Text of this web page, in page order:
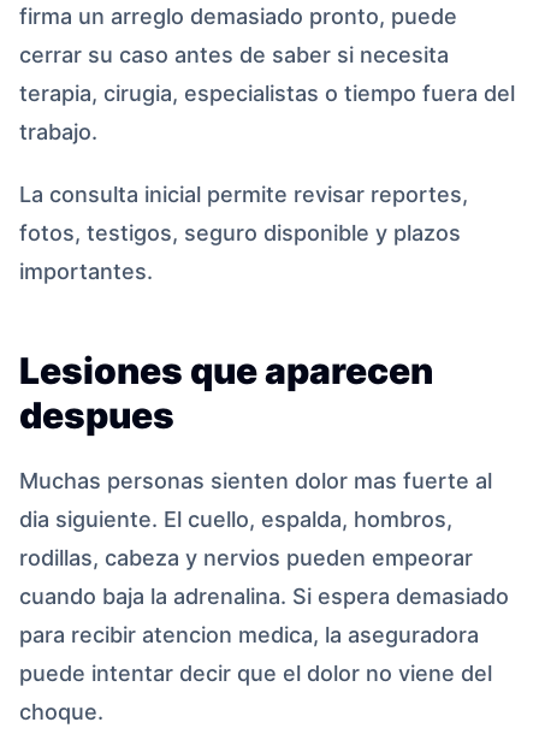
firma un arreglo demasiado pronto, puede
cerrar su caso antes de saber si necesita
terapia, cirugia, especialistas o tiempo fuera del
trabajo.
La consulta inicial permite revisar reportes,
fotos, testigos, seguro disponible y plazos
importantes.
Lesiones que aparecen
despues
Muchas personas sienten dolor mas fuerte al
dia siguiente. El cuello, espalda, hombros,
rodillas, cabeza y nervios pueden empeorar
cuando baja la adrenalina. Si espera demasiado
para recibir atencion medica, la aseguradora
puede intentar decir que el dolor no viene del
choque.